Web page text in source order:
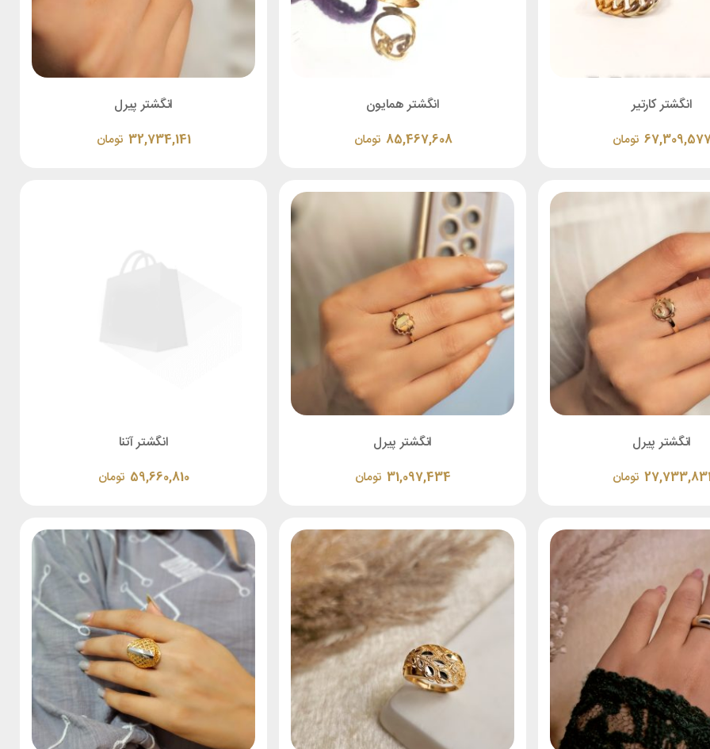
انگشتر کارتیر
تومان
انگشتر همایون
تومان 85,467,608
انگشتر پیرل
تومان 32,734,141
انگشتر پیرل
تومان
انگشتر پیرل
تومان 31,097,434
انگشتر آتنا
تومان 59,660,810